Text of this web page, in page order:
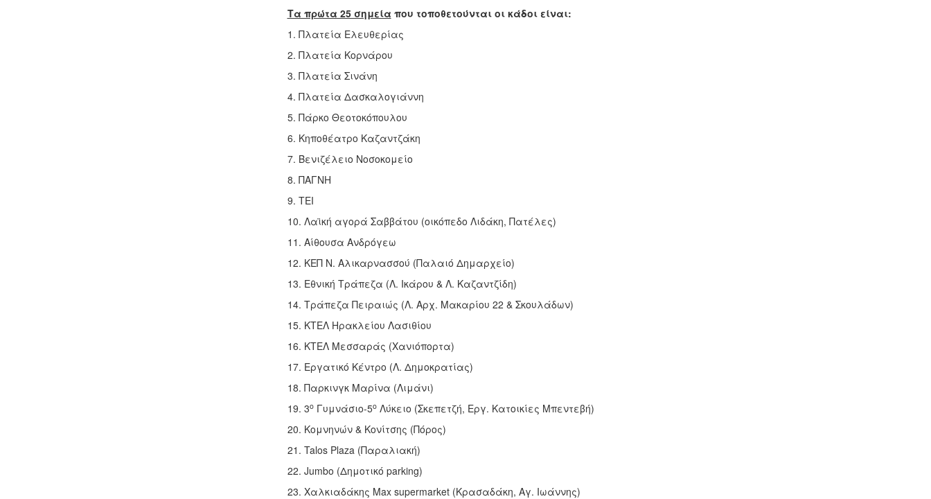
Τα πρώτα 25 σημεία που τοποθετούνται οι κάδοι είναι:
1. Πλατεία Ελευθερίας
2. Πλατεία Κορνάρου
3. Πλατεία Σινάνη
4. Πλατεία Δασκαλογιάννη
5. Πάρκο Θεοτοκόπουλου
6. Κηποθέατρο Καζαντζάκη
7. Βενιζέλειο Νοσοκομείο
8. ΠΑΓΝΗ
9. ΤΕΙ
10. Λαϊκή αγορά Σαββάτου (οικόπεδο Λιδάκη, Πατέλες)
11. Αίθουσα Ανδρόγεω
12. ΚΕΠ Ν. Αλικαρνασσού (Παλαιό Δημαρχείο)
13. Εθνική Τράπεζα (Λ. Ικάρου & Λ. Καζαντζίδη)
14. Τράπεζα Πειραιώς (Λ. Αρχ. Μακαρίου 22 & Σκουλάδων)
15. ΚΤΕΛ Ηρακλείου Λασιθίου
16. ΚΤΕΛ Μεσσαράς (Χανιόπορτα)
17. Εργατικό Κέντρο (Λ. Δημοκρατίας)
18. Παρκινγκ Μαρίνα (Λιμάνι)
19. 3οΓυμνάσιο-5οΛύκειο (Σκεπετζή, Εργ. Κατοικίες Μπεντεβή)
20. Κομνηνών & Κονίτσης (Πόρος)
21. Talos Plaza (Παραλιακή)
22. Jumbo (Δημοτικό parking)
23. Χαλκιαδάκης Max supermarket (Κρασαδάκη, Αγ. Ιωάννης)